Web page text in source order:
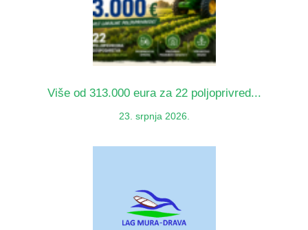
Više od 313.000 eura za 22 poljoprivred...
23. srpnja 2026.